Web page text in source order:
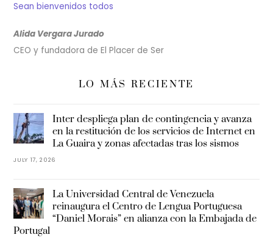
Sean bienvenidos todos
Alida Vergara Jurado
CEO y fundadora de El Placer de Ser
LO MÁS RECIENTE
Inter despliega plan de contingencia y avanza
en la restitución de los servicios de Internet en
La Guaira y zonas afectadas tras los sismos
JULY 17, 2026
La Universidad Central de Venezuela
reinaugura el Centro de Lengua Portuguesa
“Daniel Morais” en alianza con la Embajada de
Portugal